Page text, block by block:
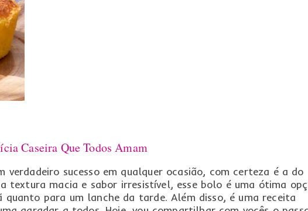
Caseira Que Todos Amam
verdadeiro sucesso em qualquer ocasião, com certeza é a do
textura macia e sabor irresistível, esse bolo é uma ótima
para um lanche da tarde. Além disso, é uma receita